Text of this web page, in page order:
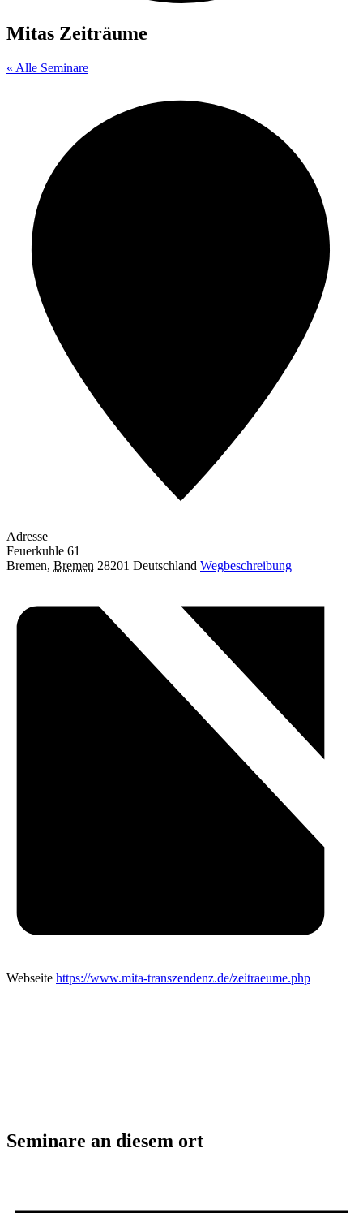
Mitas Zeiträume
« Alle Seminare
Adresse
Feuerkuhle 61
Bremen, Bremen 28201 Deutschland Wegbeschreibung
Webseite https://www.mita-transzendenz.de/zeitraeume.php
Seminare an diesem ort